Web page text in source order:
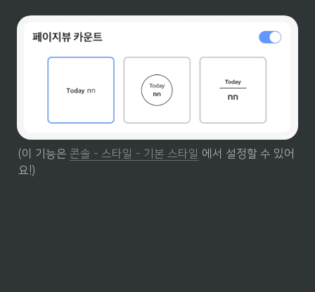
(이 기능은 콘솔 - 스타일 - 기본 스타일 에서 설정할 수 있어
요!)